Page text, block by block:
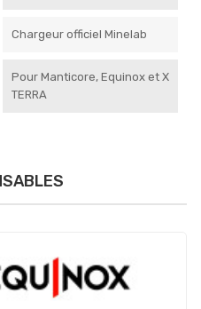
Chargeur officiel Minelab
Pour Manticore, Equinox et X
TERRA